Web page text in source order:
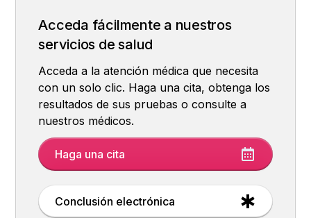
Acceda fácilmente a nuestros
servicios de salud
Acceda a la atención médica que necesita
con un solo clic. Haga una cita, obtenga los
resultados de sus pruebas o consulte a
nuestros médicos.
Haga una cita
Conclusión electrónica